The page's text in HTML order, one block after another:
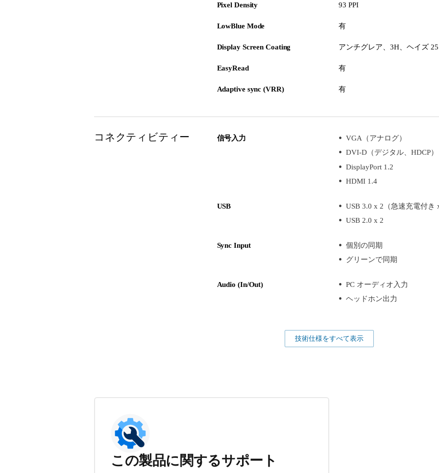
Pixel Density 93 PPI
LowBlue Mode 有
Display Screen Coating アンチグレア、3H、ヘイズ
EasyRead 有
Adaptive sync (VRR) 有
コネクティビティー 信号入力
VGA（アナログ）
DVI-D（デジタル、HDCP）
DisplayPort 1.2
HDMI 1.4
USB
USB 3.0 x 2（急速充電付き
USB 2.0 x 2
Sync Input
個別の同期
グリーンで同期
Audio (In/Out)
PC オーディオ入力
ヘッドホン出力
技術仕様をすべて表示
この製品に関するサポート